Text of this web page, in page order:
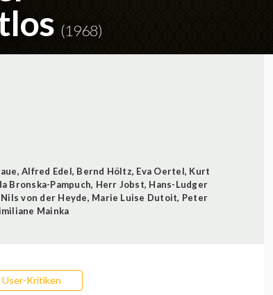
(1968)
,Alfred Edel, Bernd Höltz, Eva Oertel, Kurt
Bronska-Pampuch, Herr Jobst, Hans-Ludger
Nils von der Heyde, Marie Luise Dutoit, Peter
Mainka
User-Kritiken